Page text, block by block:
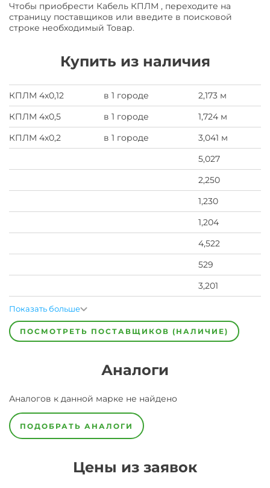
Чтобы приобрести Кабель КПЛМ , переходите на
страницу поставщиков или введите в поисковой
строке необходимый Товар.
Купить из наличия
КПЛМ 4х0,12 в 1 городе
2,173 м
КПЛМ 4х0,5
в 1 городе
1,724 м
КПЛМ 4х0,2
в 1 городе
3,041 м
5,027
2,250
1,230
1,204
4,522
529
3,201
Показать больше
ПОСМОТРЕТЬ ПОСТАВЩИКОВ (НАЛИЧИЕ)
Аналоги
Аналогов к данной марке не найдено
ПОДОБРАТЬ АНАЛОГИ
Цены из заявок